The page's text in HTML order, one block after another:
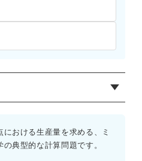
）と限界費用（MC）が一致
4X+10+18/Xとなり、MC
となる。これらを等号で結
における生産量を求める、ミ
の典型的な計算問題です。